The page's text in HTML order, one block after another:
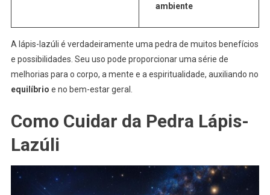
ambiente
A lápis-lazúli é verdadeiramente uma pedra de muitos benefícios
e possibilidades. Seu uso pode proporcionar uma série de
melhorias para o corpo, a mente e a espiritualidade, auxiliando no
equilíbrio e no bem-estar geral.
Como Cuidar da Pedra Lápis-
Lazúli